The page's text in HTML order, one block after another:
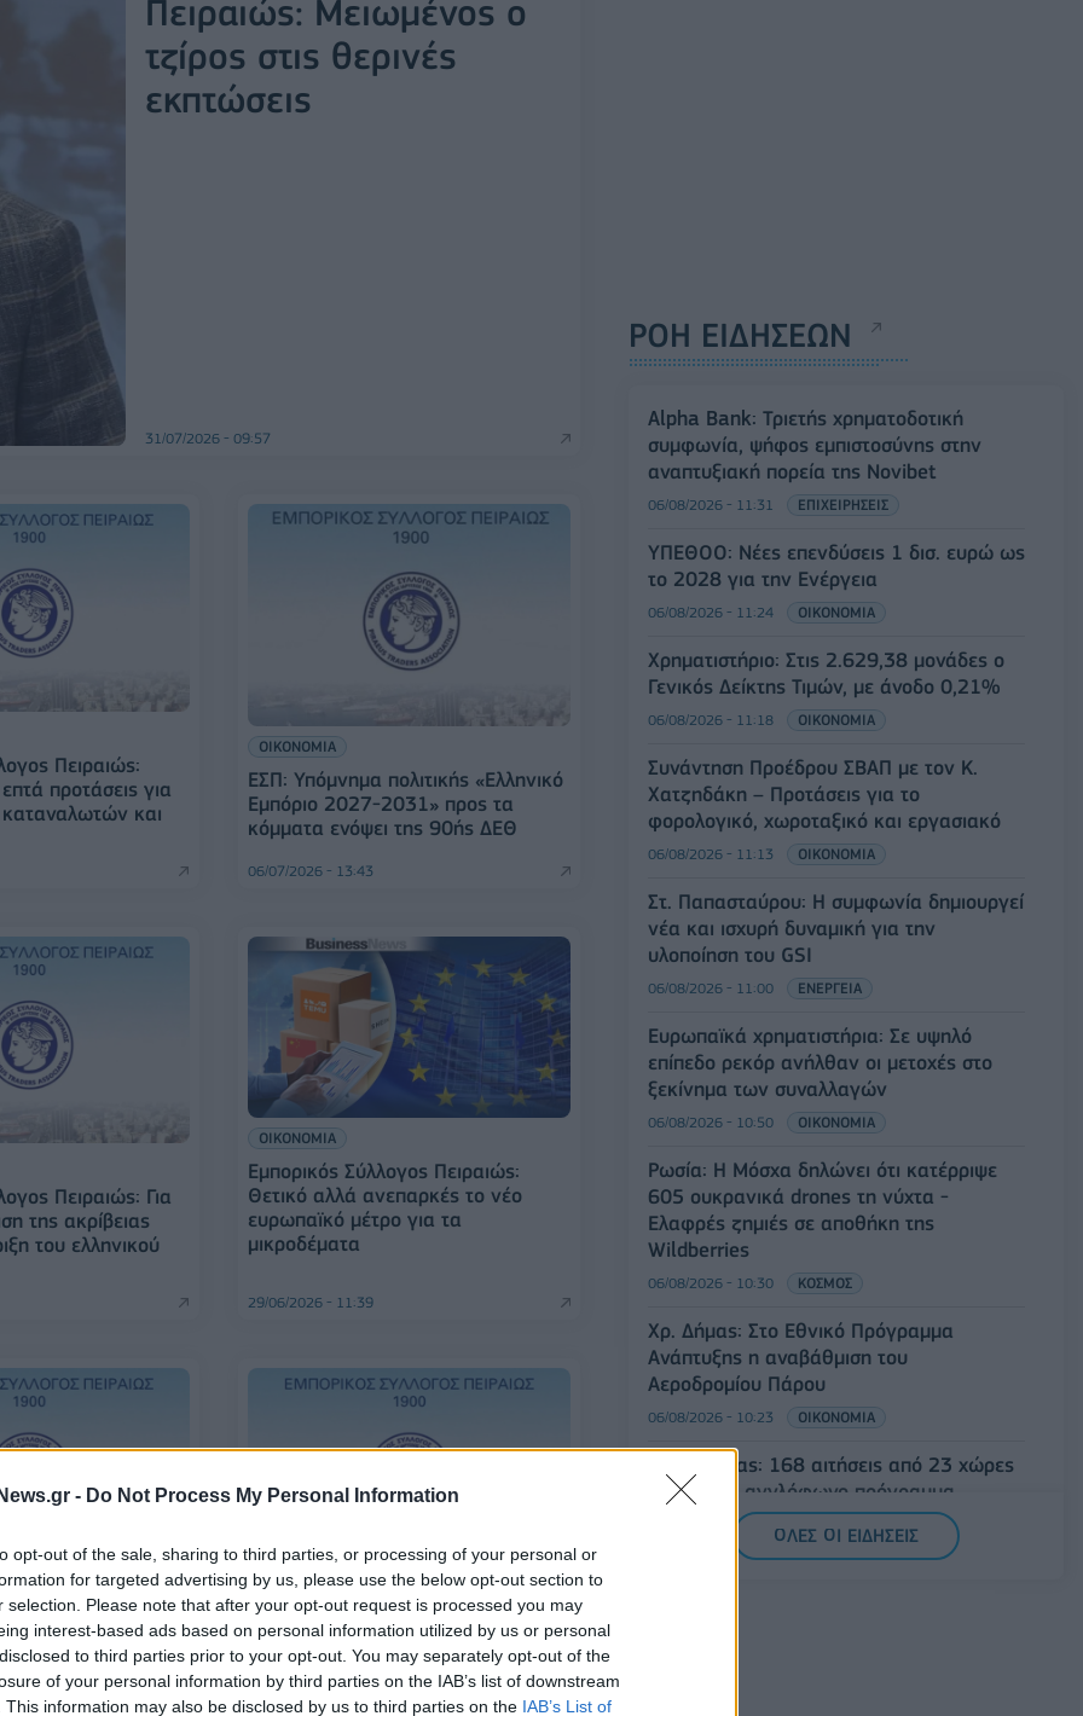
- Do Not Process My Personal Information
opt-out of the sale, sharing to third parties, or processing of your personal or
for targeted advertising by us, please use the below opt-out section to
selection. Please note that after your opt-out request is processed you may
interest-based ads based on personal information utilized by us or personal
to third parties prior to your opt-out. You may separately opt-out of the
of your personal information by third parties on the IAB’s list of downstream
This information may also be disclosed by us to third parties on the IAB’s List of
Πειραιώς: Μειωμένος ο
τζίρος στις θερινές
εκπτώσεις
31/07/2026 - 09:57
Πειραιώς:
προτάσεις για
και
ΟΙΚΟΝΟΜΙΑ
ΕΣΠ: Υπόμνημα πολιτικής «Ελληνικό
Εμπόριο 2027-2031» προς τα
κόμματα ενόψει της 90ής ΔΕΘ
06/07/2026 - 13:43
Πειραιώς: Για
της ακρίβειας
του ελληνικού
ΟΙΚΟΝΟΜΙΑ
Εμπορικός Σύλλογος Πειραιώς:
Θετικό αλλά ανεπαρκές το νέο
ευρωπαϊκό μέτρο για τα
μικροδέματα
29/06/2026 - 11:39
Πειραιώς
στη δημόσια
τις ρυθμίσεις
ΟΙΚΟΝΟΜΙΑ
Εμπορικός Σύλλογος Πειραιώς:
Θετική η αύξηση του ακατάσχετου,
αναγκαία η προστασία της
ρευστότητας των ΜμΕ
ΡΟΗ ΕΙΔΗΣΕΩΝ
Alpha Bank: Τριετής χρηματοδοτική
συμφωνία, ψήφος εμπιστοσύνης στην
αναπτυξιακή πορεία της Novibet
06/08/2026 - 11:31 ΕΠΙΧΕΙΡΗΣΕΙΣ
ΥΠΕΘΟΟ: Νέες επενδύσεις 1 δισ. ευρώ ως
το 2028 για την Ενέργεια
06/08/2026 - 11:24 ΟΙΚΟΝΟΜΙΑ
Χρηματιστήριο: Στις 2.629,38 μονάδες ο
Γενικός Δείκτης Τιμών, με άνοδο 0,21%
06/08/2026 - 11:18 ΟΙΚΟΝΟΜΙΑ
Συνάντηση Προέδρου ΣΒΑΠ με τον Κ.
Χατζηδάκη – Προτάσεις για το
φορολογικό, χωροταξικό και εργασιακό
06/08/2026 - 11:13 ΟΙΚΟΝΟΜΙΑ
Στ. Παπασταύρου: Η συμφωνία δημιουργεί
νέα και ισχυρή δυναμική για την
υλοποίηση του GSI
06/08/2026 - 11:00 ΕΝΕΡΓΕΙΑ
Ευρωπαϊκά χρηματιστήρια: Σε υψηλό
επίπεδο ρεκόρ ανήλθαν οι μετοχές στο
ξεκίνημα των συναλλαγών
06/08/2026 - 10:50 ΟΙΚΟΝΟΜΙΑ
Ρωσία: Η Μόσχα δηλώνει ότι κατέρριψε
605 ουκρανικά drones τη νύχτα -
Ελαφρές ζημιές σε αποθήκη της
Wildberries
06/08/2026 - 10:30 ΚΟΣΜΟΣ
Χρ. Δήμας: Στο Εθνικό Πρόγραμμα
Ανάπτυξης η αναβάθμιση του
Αεροδρομίου Πάρου
06/08/2026 - 10:23 ΟΙΚΟΝΟΜΙΑ
Υπ. Παιδείας: 168 αιτήσεις από 23 χώρες
για το νέο αγγλόφωνο πρόγραμμα
Ιατρικής του Πανεπιστημίου Πατρών
06/08/2026 - 10:08
ΟΛΕΣ ΟΙ ΕΙΔΗΣΕΙΣ